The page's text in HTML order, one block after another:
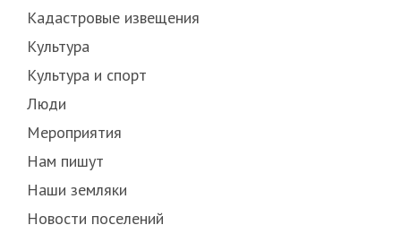
Кадастровые извещения
Культура
Культура и спорт
Люди
Мероприятия
Нам пишут
Наши земляки
Новости поселений